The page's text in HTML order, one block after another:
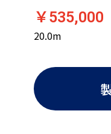
￥535,000
20.0m